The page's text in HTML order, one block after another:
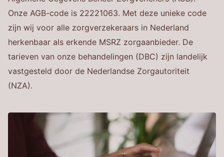
Onze AGB-code is 22221063. Met deze unieke code
zijn wij voor alle zorgverzekeraars in Nederland
herkenbaar als erkende MSRZ zorgaanbieder. De
tarieven van onze behandelingen (DBC) zijn landelijk
vastgesteld door de Nederlandse Zorgautoriteit
(NZA).